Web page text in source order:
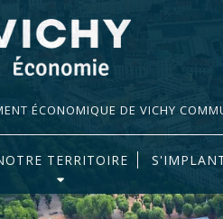
ÉCONOMIQUE DE VICHY
TERRITOIRE